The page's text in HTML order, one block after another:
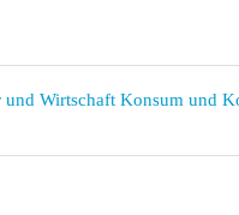
Wirtschaft Konsum und